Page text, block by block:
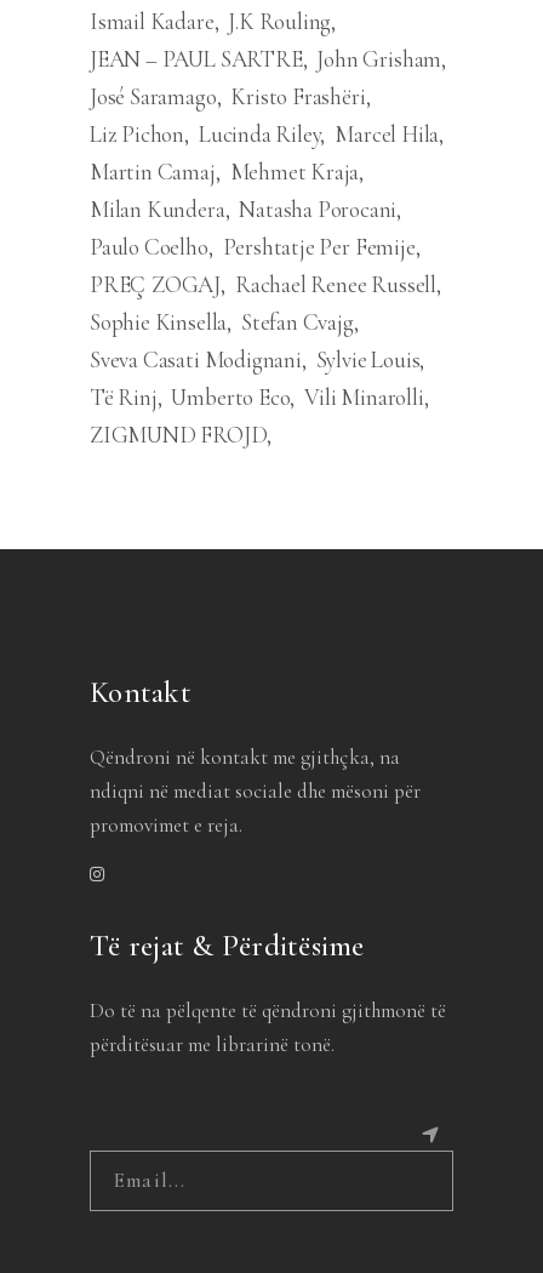
Ismail Kadare J.K Rouling
JEAN – PAUL SARTRE John Grisham
José Saramago Kristo Frashëri
Liz Pichon Lucinda Riley Marcel Hila
Martin Camaj
Mehmet Kraja
Milan Kundera Natasha Porocani
Paulo Coelho
Pershtatje Per Femije
PREÇ ZOGAJ
Rachael Renee Russell
Sophie Kinsella Stefan Cvajg
Sveva Casati Modignani
Sylvie Louis
Të Rinj Umberto Eco Vili Minarolli
ZIGMUND FROJD
Kontakt
Qëndroni në kontakt me gjithçka, na
ndiqni në mediat sociale dhe mësoni për
promovimet e reja.
Të rejat & Përditësime
Do të na pëlqente të qëndroni gjithmonë të
përditësuar me librarinë tonë.